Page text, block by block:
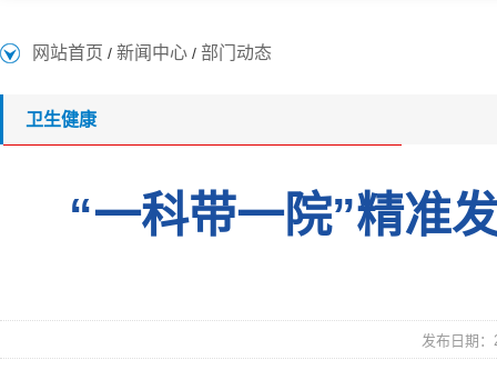
网站首页 / 新闻中心 / 部门动态
卫生健康
“一科带一院”精准
发布日期